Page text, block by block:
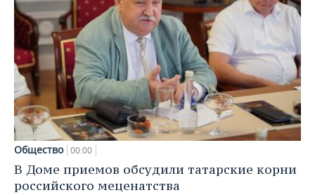
Общество 00:00
В Доме приемов обсудили татарские корни
российского меценатства